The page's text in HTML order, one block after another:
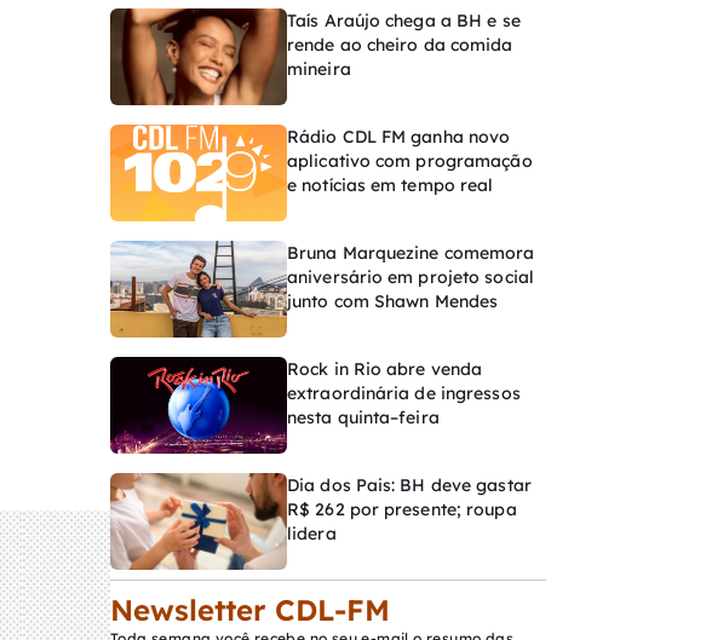
Taís Araújo chega a BH e se
rende ao cheiro da comida
mineira
Rádio CDL FM ganha novo
aplicativo com programação
e notícias em tempo real
Bruna Marquezine comemora
aniversário em projeto social
junto com Shawn Mendes
Rock in Rio abre venda
extraordinária de ingressos
nesta quinta–feira
Dia dos Pais: BH deve gastar
R$ 262 por presente; roupa
lidera
Newsletter CDL-FM